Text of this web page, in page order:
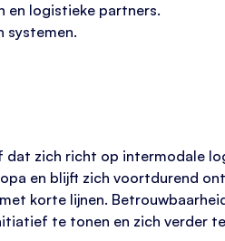
en logistieke partners.
systemen.
zich richt op intermodale
en blijft zich voortdurend
korte lijnen.
te tonen en zich verder